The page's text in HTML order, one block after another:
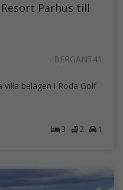
Parhus till
BERGANT41
belägen i Roda Golf
3 2 1